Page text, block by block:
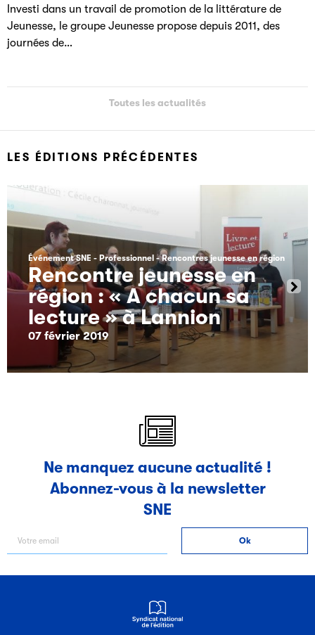
Investi dans un travail de promotion de la littérature de
Jeunesse, le groupe Jeunesse propose depuis 2011, des
journées de…
Toutes les actualités
LES ÉDITIONS PRÉCÉDENTES
Événement SNE Professionnel Rencontres jeunesse en région
Rencontre jeunesse en
région : « A chacun sa
lecture » à Lannion
07 février 2019
Ne manquez aucune actualité !
Abonnez-vous à la newsletter
SNE